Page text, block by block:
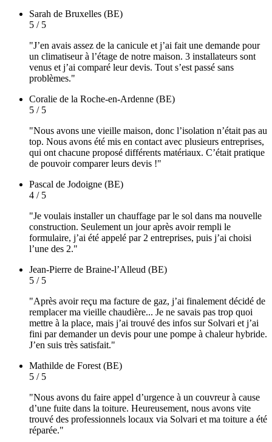
Sarah de Bruxelles (BE)
5 / 5
"J’en avais assez de la canicule et j’ai fait une demande pour
un climatiseur à l’étage de notre maison. 3 installateurs sont
venus et j’ai comparé leur devis. Tout s’est passé sans
problèmes."
Coralie de la Roche-en-Ardenne (BE)
5 / 5
"Nous avons une vieille maison, donc l’isolation n’était pas au
top. Nous avons été mis en contact avec plusieurs entreprises,
qui ont chacune proposé différents matériaux. C’était pratique
de pouvoir comparer leurs devis !"
Pascal de Jodoigne (BE)
4 / 5
"Je voulais installer un chauffage par le sol dans ma nouvelle
construction. Seulement un jour après avoir rempli le
formulaire, j’ai été appelé par 2 entreprises, puis j’ai choisi
l’une des 2."
Jean-Pierre de Braine-l’Alleud (BE)
5 / 5
"Après avoir reçu ma facture de gaz, j’ai finalement décidé de
remplacer ma vieille chaudière... Je ne savais pas trop quoi
mettre à la place, mais j’ai trouvé des infos sur Solvari et j’ai
fini par demander un devis pour une pompe à chaleur hybride.
J’en suis très satisfait."
Mathilde de Forest (BE)
5 / 5
"Nous avons du faire appel d’urgence à un couvreur à cause
d’une fuite dans la toiture. Heureusement, nous avons vite
trouvé des professionnels locaux via Solvari et ma toiture a été
réparée."